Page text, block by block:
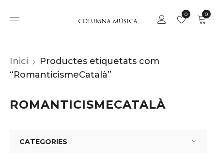
0
0
Inici
Productes etiquetats com
“RomanticismeCatalà”
ROMANTICISMECATALÀ
CATEGORIES